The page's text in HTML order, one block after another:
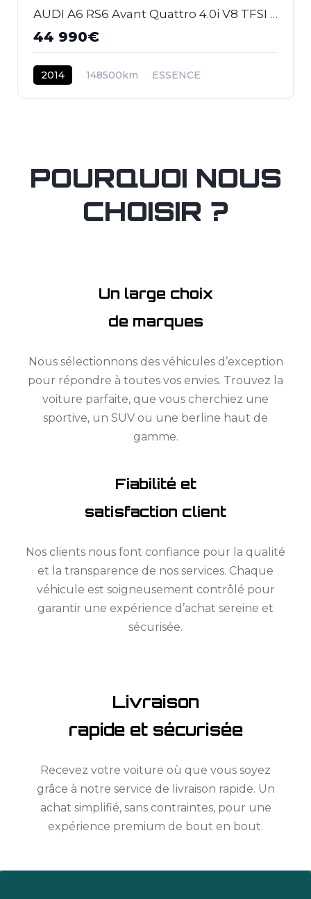
AUDI A6 RS6 Avant Quattro 4.0i V8 TFSI - 560 - BVA Tiptronic RS6 AVANT 2013 BREAK . PHASE 1
44 990€
2014 148500km ESSENCE
POURQUOI NOUS
CHOISIR ?
Un large choix
de marques
Nous sélectionnons des véhicules d’exception
pour répondre à toutes vos envies. Trouvez la
voiture parfaite, que vous cherchiez une
sportive, un SUV ou une berline haut de
gamme.
Fiabilité et
satisfaction client
Nos clients nous font confiance pour la qualité
et la transparence de nos services. Chaque
véhicule est soigneusement contrôlé pour
garantir une expérience d’achat sereine et
sécurisée.
Livraison
rapide et sécurisée
Recevez votre voiture où que vous soyez
grâce à notre service de livraison rapide. Un
achat simplifié, sans contraintes, pour une
expérience premium de bout en bout.